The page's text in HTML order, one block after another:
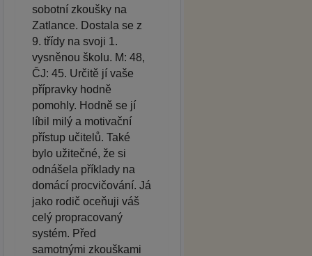
sobotní zkoušky na
Zatlance. Dostala se z
9. třídy na svoji 1.
vysněnou školu. M: 48,
ČJ: 45. Určitě jí vaše
přípravky hodně
pomohly. Hodně se jí
líbil milý a motivační
přístup učitelů. Také
bylo užitečné, že si
odnášela příklady na
domácí procvičování. Já
jako rodič oceňuji váš
celý propracovaný
systém. Před
samotnými zkouškami